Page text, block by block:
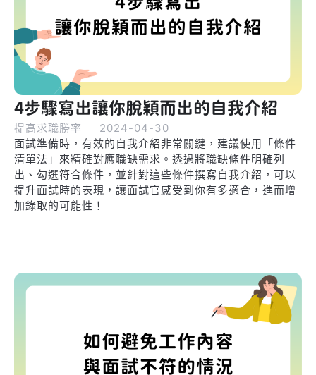
4步驟寫出讓你脫穎而出的自我介紹
提高求職勝率
2024-04-30
面試準備時，有效的自我介紹非常關鍵，建議使用「條件
清單法」來精確對應職缺需求。透過將職缺條件明確列
出、勾選符合條件，並針對這些條件撰寫自我介紹，可以
提升面試時的表現，讓面試官感受到你有多適合，進而增
加錄取的可能性！